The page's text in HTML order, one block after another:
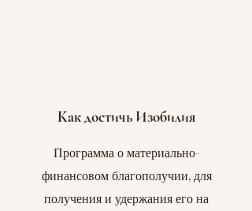
Как достичь Изобилия
Программа о материально-
финансовом благополучии, для
получения и удержания его на